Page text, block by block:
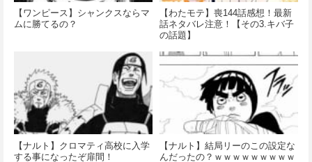
【ワンピース】シャンクスならマ
ムに勝てるの？
【わたモテ】喪144話感想！最新
話ネタバレ注意！【その3.キバ子
の話題】
【ナルト】クロマティ高校に入学
する事になったぞ扉間！
【ナルト】結局リーのこの設定な
んだったの？ｗｗｗｗｗｗｗｗｗ